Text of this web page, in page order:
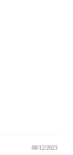
08/12/2023